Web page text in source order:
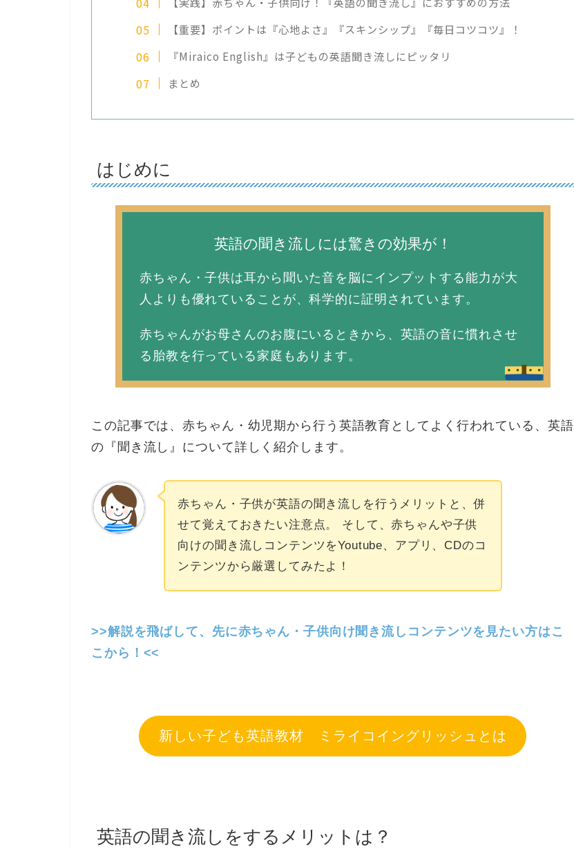
【重要】ポイントは『心地よさ』『スキンシップ』『毎日コツコツ』！
『Miraico English』は子どもの英語聞き流しにピッタリ
まとめ
はじめに
英語の聞き流しには驚きの効果が！
赤ちゃん・子供は耳から聞いた音を脳にインプットする能力が大
人よりも優れていることが、科学的に証明されています。
赤ちゃんがお母さんのお腹にいるときから、英語の音に慣れさせ
る胎教を行っている家庭もあります。
この記事では、赤ちゃん・幼児期から行う英語教育 としてよく行われている、英語
の 『聞き流し』 について詳しく紹介します。
赤ちゃん・子供が英語の聞き流しを行うメリットと、併
せて覚えておきたい注意点。 そして、赤ちゃんや子供
向けの聞き流しコンテンツをYoutube、アプリ、CDのコ
ンテンツから厳選してみたよ！
>>解説を飛ばして、先に赤ちゃん・子供向け聞き流しコンテンツを見たい方はこ
こから！<<
新しい子ども英語教材 ミライコイングリッシュとは
英語の聞き流しをするメリットは？